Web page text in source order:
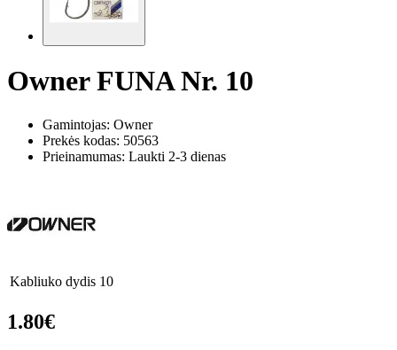
Owner FUNA Nr. 10
Gamintojas: Owner
Prekės kodas: 50563
Prieinamumas: Laukti 2-3 dienas
Kabliuko dydis 10
1.80€